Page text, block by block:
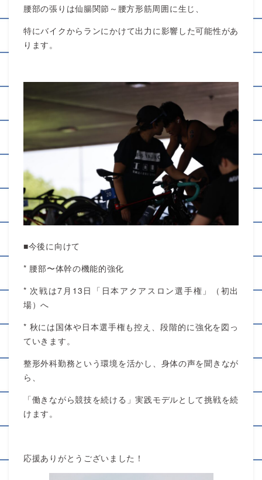
腰部の張りは仙腸関節～腰方形筋周囲に生じ、
特にバイクからランにかけて出力に影響した可能性があ
ります。
■今後に向けて
* 腰部〜体幹の機能的強化
* 次戦は7月13日「日本アクアスロン選手権」（初出
場）へ
* 秋には国体や日本選手権も控え、段階的に強化を図っ
ていきます。
整形外科勤務という環境を活かし、身体の声を聞きなが
ら、
「働きながら競技を続ける」実践モデルとして挑戦を続
けます。
応援ありがとうございました！